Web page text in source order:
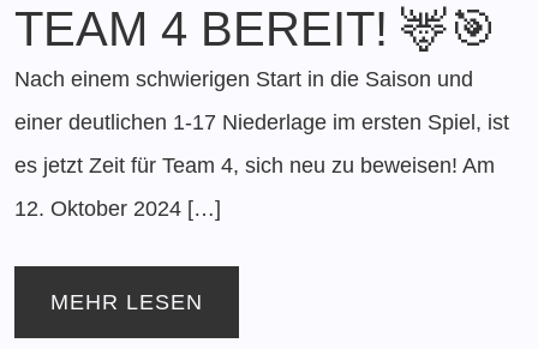
TEAM 4 BEREIT! 🦌🎯
Nach einem schwierigen Start in die Saison und
einer deutlichen 1-17 Niederlage im ersten Spiel, ist
es jetzt Zeit für Team 4, sich neu zu beweisen! Am
12. Oktober 2024 […]
MEHR LESEN